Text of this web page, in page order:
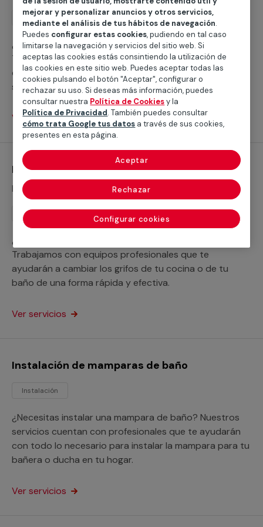
Instalación
¿Buscas ayuda para instalar un plato de ducha?
Trabajamos con servicios cualificados profesionales
que te ayudarán a cubrir cualquier necesidad para
sustituir tu bañera por un plato de ducha o realizar la
nueva instalación de un plato de ducha.
Ver servicios
Instalación de grifería
Desde 45,19 €
Instalación
¿Necesitas ayuda para la instalación de tus grifos?
Trabajamos con equipos profesionales que te
ayudarán a cambiar los grifos de tu cocina o de tu
baño de una forma rápida y efectiva.
Ver servicios
Instalación de mamparas de baño
Instalación
¿Necesitas instalar una mampara de baño? Nuestros
servicios cuentan con profesionales que te ayudarán
con todo lo necesario para instalar la mampara para tu
bañera o ducha en tu hogar.
Ver servicios
mejorar y personalizar anuncios y otros servicios,
mediante el análisis de tus hábitos de navegación.
Puedes configurar estas cookies, pudiendo en tal caso
limitarse la navegación y servicios del sitio web. Si
aceptas las cookies estás consintiendo la utilización de
las cookies en este sitio web. Puedes aceptar todas las
cookies pulsando el botón "Aceptar", configurar o
rechazar su uso. Si deseas más información, puedes
consultar nuestra Política de Cookiesy la
Política de Privacidad. También puedes consultar
cómo trata Google tus datos a través de sus cookies,
presentes en esta página.
Configurar cookies
Rechazar
Aceptar